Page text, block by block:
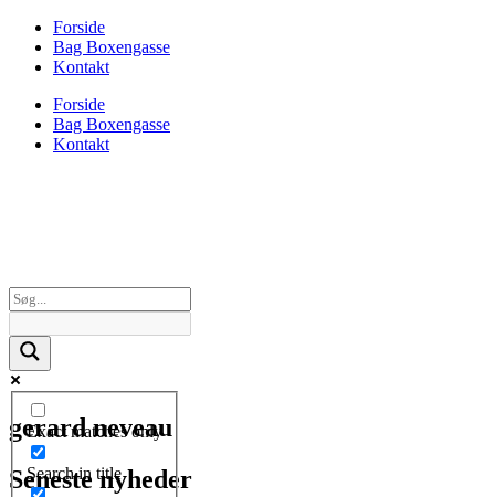
Forside
Bag Boxengasse
Kontakt
Forside
Bag Boxengasse
Kontakt
Exact matches only
Search in title
gerard neveau
Seneste nyheder